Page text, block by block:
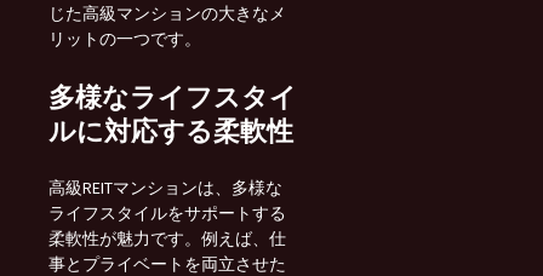
じた高級マンションの大きなメ
リットの一つです。
多様なライフスタイ
ルに対応する柔軟性
高級REITマンションは、多様な
ライフスタイルをサポートする
柔軟性が魅力です。例えば、仕
事とプライベートを両立させた